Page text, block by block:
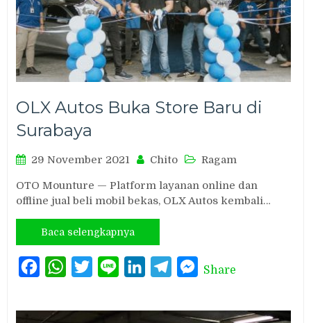
OLX Autos Buka Store Baru di
Surabaya
29 November 2021 Chito Ragam
OTO Mounture — Platform layanan online dan
offline jual beli mobil bekas, OLX Autos kembali…
Baca selengkapnya
FacebookWhatsAppTwitterLine LinkedInTelegramMessenger
Share